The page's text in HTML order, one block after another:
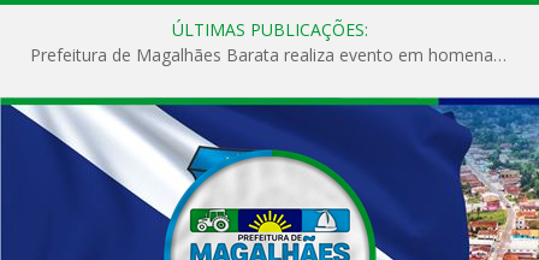
ÚLTIMAS PUBLICAÇÕES:
Prefeitura de Magalhães Barata realiza evento em homenagem ao Dia Internacional da Mulher